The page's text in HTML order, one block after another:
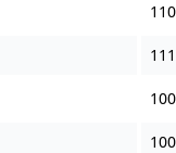
110
111